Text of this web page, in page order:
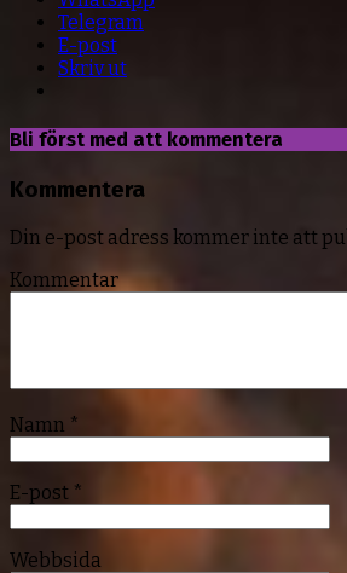
Telegram
E-post
Skriv ut
Bli först med att kommentera
Kommentera
Din e-post adress kommer inte att
Kommentar
Namn *
E-post *
Webbsida